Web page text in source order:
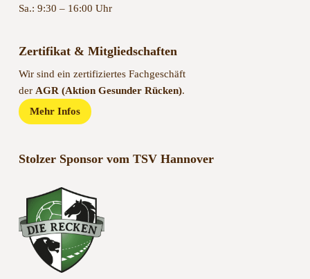
Wir sind ein zertifiziertes Fachgeschäft
der AGR (Aktion Gesunder Rücken).
Mehr Infos